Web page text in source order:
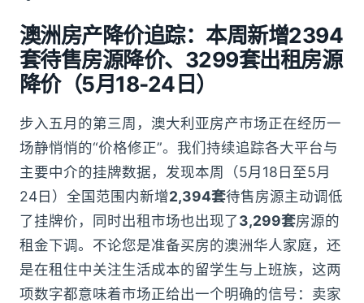
澳洲房产降价追踪：本周新增2394
套待售房源降价、3299套出租房源
降价（5月18-24日）
步入五月的第三周，澳大利亚房产市场正在经历一
场静悄悄的“价格修正”。我们持续追踪各大平台与
主要中介的挂牌数据，发现本周（5月18日至5月
24日）全国范围内新增2,394套待售房源主动调低
了挂牌价，同时出租市场也出现了3,299套房源的
租金下调。不论您是准备买房的澳洲华人家庭，还
是在租住中关注生活成本的留学生与上班族，这两
项数字都意味着市场正给出一个明确的信号：卖家